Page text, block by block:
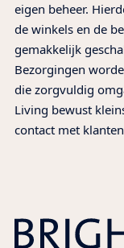
eigen beheer.
de winkels en de
gemakkelijk
Bezorgingen
die zorgvuldig
Living bewust
contact met